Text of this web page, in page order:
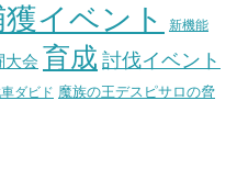
イベント 新機能
大会 育成 討伐イベント
ダビド 魔族の王デスピサロの脅